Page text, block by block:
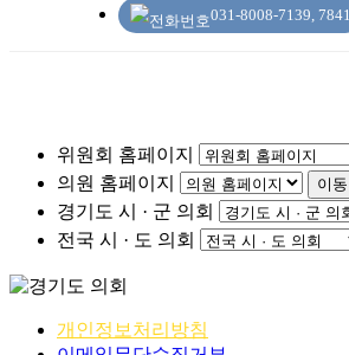
031-8008-7139, 7841
위원회 홈페이지
의원 홈페이지 이동
경기도 시 · 군 의회
전국 시 · 도 의회
개인정보처리방침